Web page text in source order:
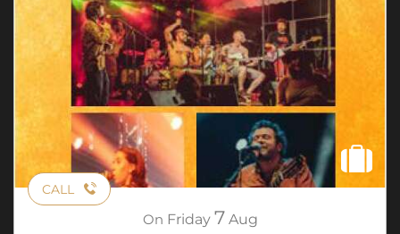
CALL
On Friday 7 Aug